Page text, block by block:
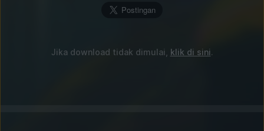
Jika download tidak dimulai, klik di sini.